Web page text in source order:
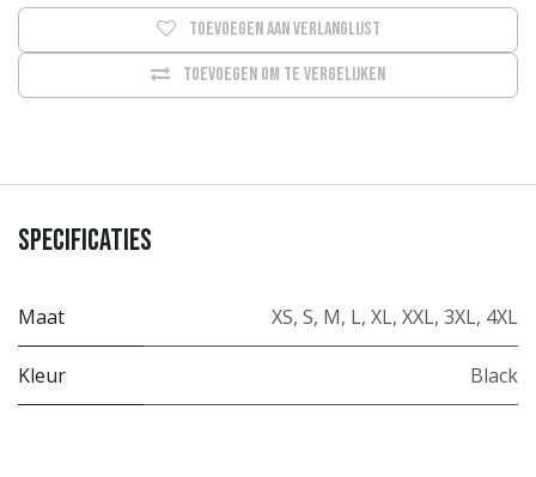
Toevoegen om te vergelijken
Toevoegen aan verlanglijst
Specificaties
Maat XS, S, M, L, XL, XXL, 3XL, 4XL
Kleur Black